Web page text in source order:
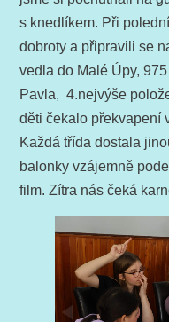
s knedlíkem. Při
dobroty a připravili se
vedla do Malé Úpy,
Pavla, 4.nejvýše
děti čekalo překvapení
Každá třída dostala
balonky vzájemně
film. Zítra nás čeká